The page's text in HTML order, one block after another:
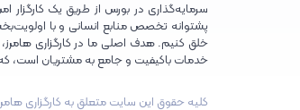
سرمایه‌گذاری در بورس از طریق یک کارگزار
پشتوانه تخصص منابع انسانی و با
خلق کنیم. هدف اصلی ما در کارگزاری
خدمات باکیفیت و جامع به مشتریان است،
کلیه حقوق این سایت متعلق به کارگزاری